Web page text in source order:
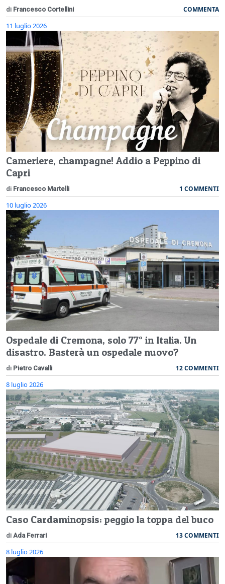
di Francesco Cortellini COMMENTA
11 luglio 2026
Cameriere, champagne! Addio a Peppino di
Capri
di Francesco Martelli 1 COMMENTI
10 luglio 2026
Ospedale di Cremona, solo 77° in Italia. Un
disastro. Basterà un ospedale nuovo?
di Pietro Cavalli 12 COMMENTI
8 luglio 2026
Caso Cardaminopsis: peggio la toppa del buco
di Ada Ferrari 13 COMMENTI
8 luglio 2026